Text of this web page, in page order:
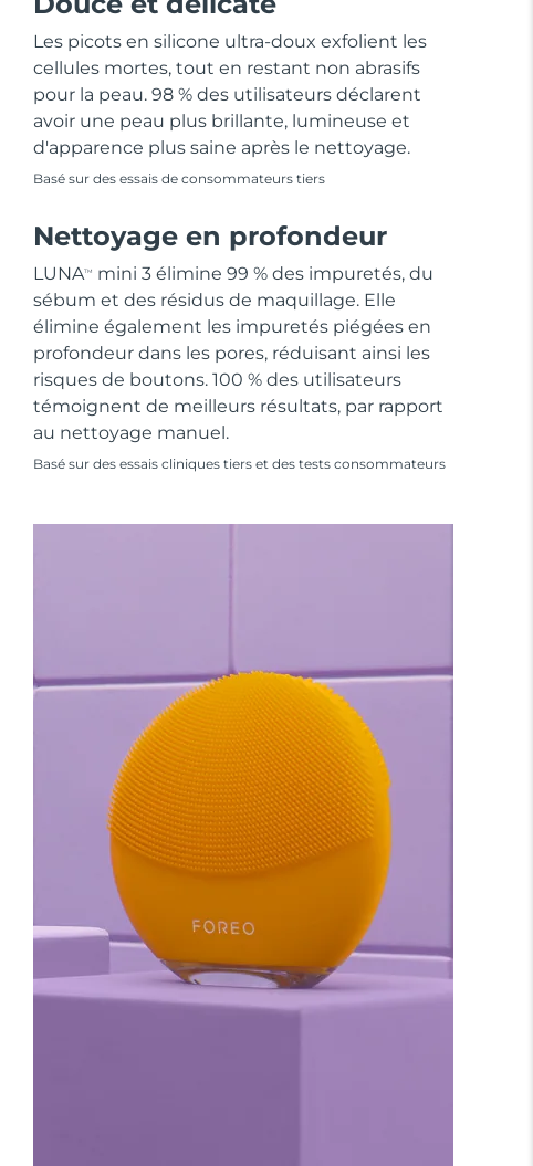
Les picots en silicone ultra-doux exfolient les
cellules mortes, tout en restant non abrasifs
pour la peau. 98 % des utilisateurs déclarent
avoir une peau plus brillante, lumineuse et
d'apparence plus saine après le nettoyage.
Basé sur des essais de consommateurs tiers
Nettoyage en profondeur
LUNATM
mini 3 élimine 99 % des impuretés, du
sébum et des résidus de maquillage. Elle
élimine également les impuretés piégées en
profondeur dans les pores, réduisant ainsi les
risques de boutons. 100 % des utilisateurs
témoignent de meilleurs résultats, par rapport
au nettoyage manuel.
Basé sur des essais cliniques tiers et des tests consommateurs